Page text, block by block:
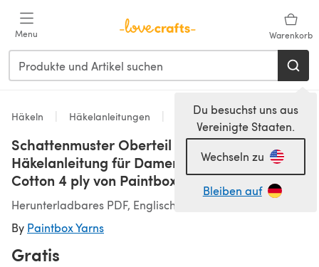
Menu Warenkorb
Du besuchst uns aus
Vereinigte Staaten.
Wechseln zu
Bleiben auf
Häkeln Häkelanleitungen Pullover
Schattenmuster Oberteil - Kostenlose Top
Häkelanleitung für Damen in Paintbox Yarns
Cotton 4 ply von Paintbox Yarns
Herunterladbares PDF, Englisch, Deutsch
By Paintbox Yarns
Gratis